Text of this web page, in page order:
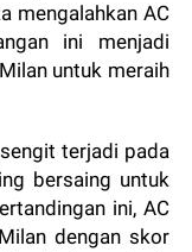
mengalahkan AC
ini menjadi
untuk meraih
terjadi pada
bersaing untuk
ini, AC
dengan skor